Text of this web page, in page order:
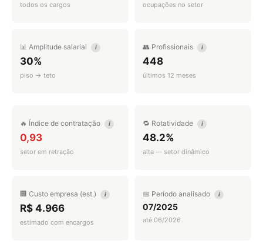
todos os cargos ocupações no setor
📊 Amplitude salarial i
30%
piso → teto
👥 Profissionais i
448
últimos 12 meses
🔥 Índice de contratação i
0,93
setor em retração
🔁 Rotatividade i
48.2%
alta — setor dinâmico
🏢 Custo empresa (est.) i
R$ 4.966
estimado com encargos
📅 Período analisado i
07/2025
até 06/2026